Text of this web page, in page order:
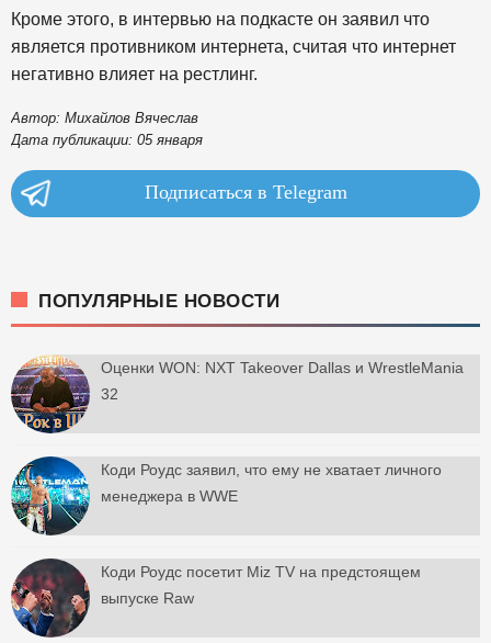
Кроме этого, в интервью на подкасте он заявил что
является противником интернета, считая что интернет
негативно влияет на рестлинг.
Автор: Михайлов Вячеслав
Дата публикации: 05 января
Подписаться в Telegram
ПОПУЛЯРНЫЕ НОВОСТИ
Оценки WON: NXT Takeover Dallas и WrestleMania
32
Коди Роудс заявил, что ему не хватает личного
менеджера в WWE
Коди Роудс посетит Miz TV на предстоящем
выпуске Raw